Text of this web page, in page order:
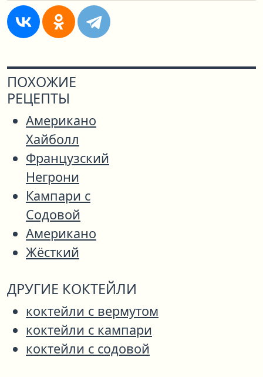
ПОХОЖИЕ
РЕЦЕПТЫ
Американо
Хайболл
Французский
Негрони
Кампари с
Содовой
Американо
Жёсткий
ДРУГИЕ КОКТЕЙЛИ
коктейли с вермутом
коктейли с кампари
коктейли с содовой